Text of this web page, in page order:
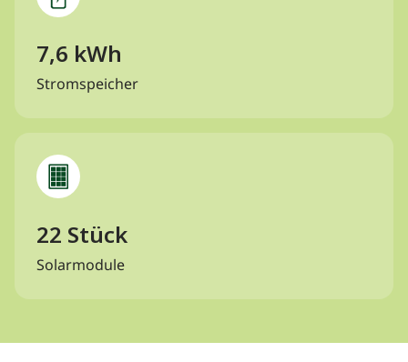
7,6 kWh
Stromspeicher
22 Stück
Solarmodule